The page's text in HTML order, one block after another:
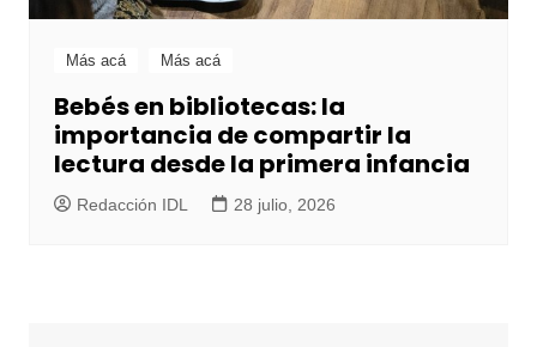
Más acá Más acá
Bebés en bibliotecas: la
importancia de compartir la
lectura desde la primera infancia
Redacción IDL 28 julio, 2026